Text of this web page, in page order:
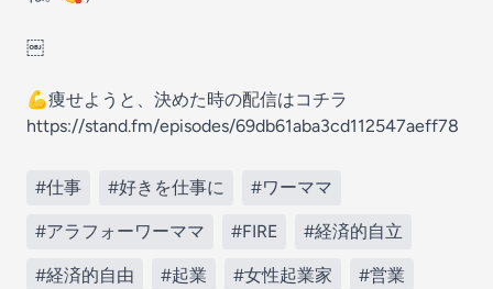
￼
💪痩せようと、決めた時の配信はコチラ
https://stand.fm/episodes/69db61aba3cd112547aeff78
#仕事 #好きを仕事に #ワーママ
#アラフォーワーママ #FIRE #経済的自立
#経済的自由 #起業 #女性起業家 #営業